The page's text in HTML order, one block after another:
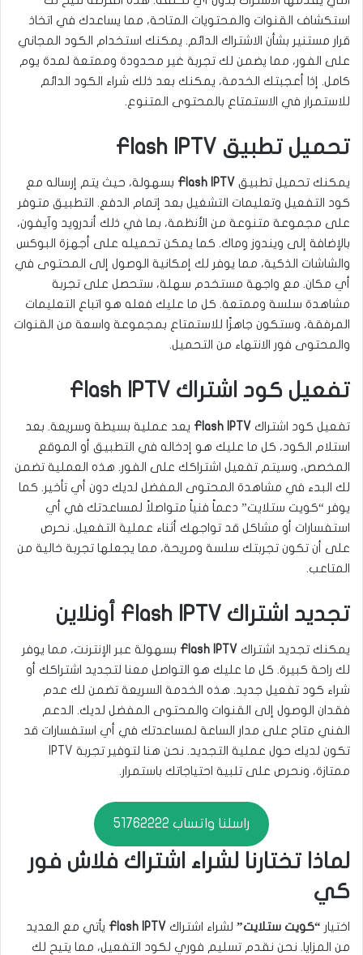
استكشاف القنوات والمحتويات المتاحة، مما يساعدك في اتخاذ
قرار مستنير بشأن الاشتراك الدائم. يمكنك استخدام الكود المجاني
على الفور، مما يضمن لك تجربة غير محدودة وممتعة لمدة يوم
كامل. إذا أعجبتك الخدمة، يمكنك بعد ذلك شراء الكود الدائم
للاستمرار في الاستمتاع بالمحتوى المتنوع.
تحميل تطبيق Flash IPTV
يمكنك تحميل تطبيق Flash IPTV بسهولة، حيث يتم إرساله مع
كود التفعيل وتعليمات التشغيل بعد إتمام الدفع. التطبيق متوفر
على مجموعة متنوعة من الأنظمة، بما في ذلك أندرويد وآيفون،
بالإضافة إلى ويندوز وماك. كما يمكن تحميله على أجهزة البوكس
والشاشات الذكية، مما يوفر لك إمكانية الوصول إلى المحتوى في
أي مكان. مع واجهة مستخدم سهلة، ستحصل على تجربة
مشاهدة سلسة وممتعة. كل ما عليك فعله هو اتباع التعليمات
المرفقة، وستكون جاهزًا للاستمتاع بمجموعة واسعة من القنوات
والمحتوى فور الانتهاء من التحميل.
تفعيل كود اشتراك Flash IPTV
تفعيل كود اشتراك Flash IPTV يعد عملية بسيطة وسريعة. بعد
استلام الكود، كل ما عليك هو إدخاله في التطبيق أو الموقع
المخصص، وسيتم تفعيل اشتراكك على الفور. هذه العملية تضمن
لك البدء في مشاهدة المحتوى المفضل لديك دون أي تأخير. كما
يوفر “كويت ستلايت” دعماً فنياً متواصلاً لمساعدتك في أي
استفسارات أو مشاكل قد تواجهك أثناء عملية التفعيل. نحرص
على أن تكون تجربتك سلسة ومريحة، مما يجعلها تجربة خالية من
المتاعب.
تجديد اشتراك Flash IPTV أونلاين
يمكنك تجديد اشتراك Flash IPTV بسهولة عبر الإنترنت، مما يوفر
لك راحة كبيرة. كل ما عليك هو التواصل معنا لتجديد اشتراكك أو
شراء كود تفعيل جديد. هذه الخدمة السريعة تضمن لك عدم
فقدان الوصول إلى القنوات والمحتوى المفضل لديك. الدعم
الفني متاح على مدار الساعة لمساعدتك في أي استفسارات قد
تكون لديك حول عملية التجديد. نحن هنا لتوفير تجربة IPTV
ممتازة، ونحرص على تلبية احتياجاتك باستمرار.
راسلنا واتساب 51762222
لماذا تختارنا لشراء اشتراك فلاش فور
كي
اختيار “كويت ستلايت” لشراء اشتراك Flash IPTV يأتي مع العديد
من المزايا. نحن نقدم تسليم فوري لكود التفعيل، مما يتيح لك